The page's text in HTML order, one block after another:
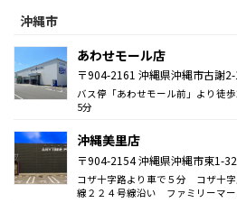
沖縄市
あわせモール店
〒904-2161 沖縄県沖縄市古謝
バス停「あわせモール前」より徒
5分
沖縄美里店
〒904-2154 沖縄県沖縄市東1-
コザ十字路より車で５分 コザ十
線２２４号線沿い ファミリーマー